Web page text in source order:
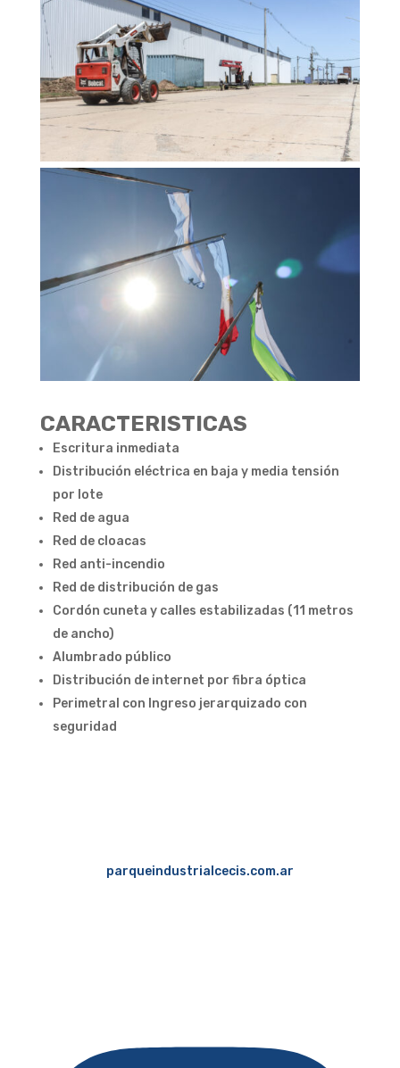
CARACTERISTICAS
Escritura inmediata
Distribución eléctrica en baja y media tensión
por lote
Red de agua
Red de cloacas
Red anti-incendio
Red de distribución de gas
Cordón cuneta y calles estabilizadas (11 metros
de ancho)
Alumbrado público
Distribución de internet por fibra óptica
Perimetral con Ingreso jerarquizado con
seguridad
parqueindustrialcecis.com.ar